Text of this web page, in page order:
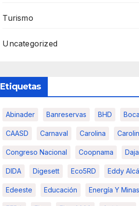
Turismo
Uncategorized
Etiquetas
Abinader Banreservas BHD
CAASD Carnaval Carolina
Congreso Nacional Coopnama
DIDA Digesett Eco5RD Eddy
Edeeste Educación Energía Y Minas